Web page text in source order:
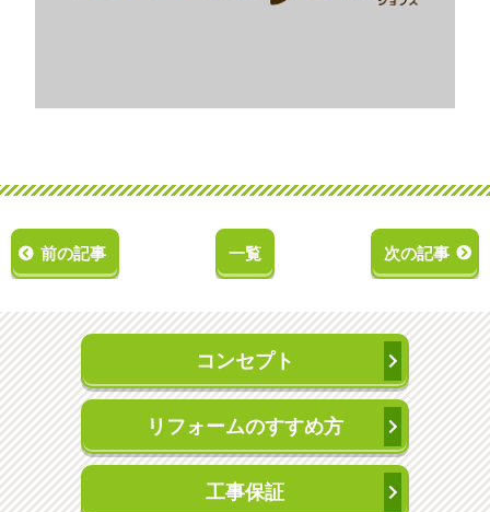
前の記事 一覧 次の記事
コンセプト
リフォームのすすめ方
工事保証